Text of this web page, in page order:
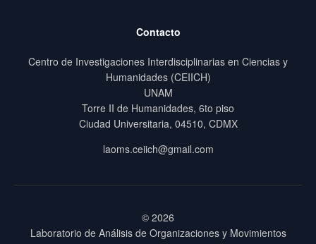
Contacto
Centro de Investigaciones Interdisciplinarias en Ciencias y
Humanidades (CEIICH)
UNAM
Torre II de Humanidades, 6to piso
Ciudad Universitaria, 04510, CDMX
laoms.ceiich@gmail.com
© 2026
Laboratorio de Análisis de Organizaciones y Movimientos